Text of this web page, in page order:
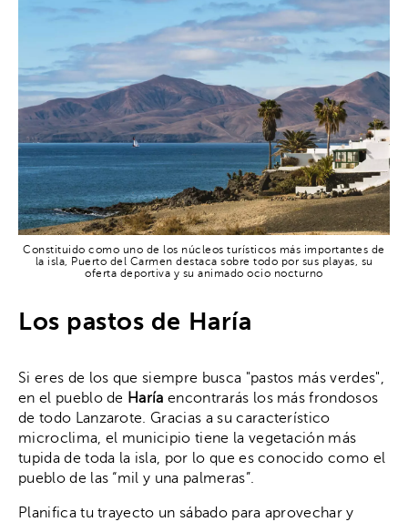
Constituido como uno de los núcleos turísticos más importantes de
la isla, Puerto del Carmen destaca sobre todo por sus playas, su
oferta deportiva y su animado ocio nocturno
Los pastos de Haría
Si eres de los que siempre busca "pastos más verdes",
en el pueblo de Haría encontrarás los más frondosos
de todo Lanzarote. Gracias a su característico
microclima, el municipio tiene la vegetación más
tupida de toda la isla, por lo que es conocido como el
pueblo de las “mil y una palmeras”.
Planifica tu trayecto un sábado para aprovechar y